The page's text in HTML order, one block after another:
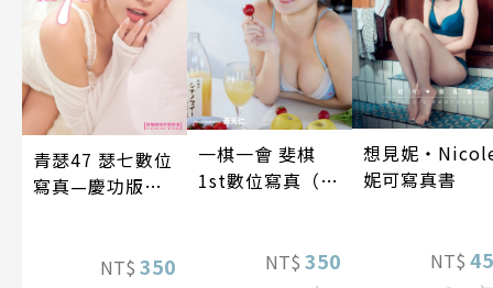
青瑟47 瑟七數位
寫真—慶功版
NT$ 350
一棋一會 斐棋
1st數位寫真（含
NT$ 350
想見妮
妮可寫真書
NT$